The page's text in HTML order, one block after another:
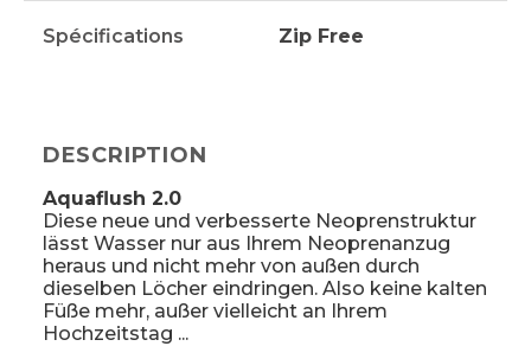
Spécifications Zip Free
DESCRIPTION
Aquaflush 2.0
Diese neue und verbesserte Neoprenstruktur
lässt Wasser nur aus Ihrem Neoprenanzug
heraus und nicht mehr von außen durch
dieselben Löcher eindringen. Also keine kalten
Füße mehr, außer vielleicht an Ihrem
Hochzeitstag ...